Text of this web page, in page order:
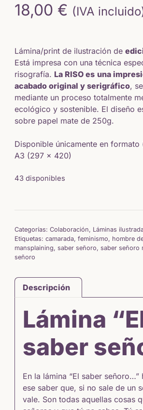
18,00 € (IVA
Lámina/print de ilustración de
Está impresa con una técnica
risografía. La RISO es una
acabado original y serigráfico,
mediante un proceso totalmente
ecológico y sostenible. El diseño
sobre papel mate de 250g.
Disponible únicamente en formato
A3 (297 x 420)
43 disponibles
Categorías: Colaboración, Láminas
Etiquetas: camarada, feminismo, hombre
mansplaining, saber señoro, saber señoro
señoro
Descripción
Lámina
saber
En la lámina “El saber señoro…”
ese saber que, si no sale de un
vale. Son todas aquellas cosas